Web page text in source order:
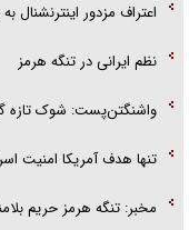
اعتراف مزدور اینترنشنال به واقعیتی
نظم ایرانی در تنگه هرمز
واشنگتن‌پست: شوک تازه
تنها هدف آمریکا امنیت
مخبر: تنگه هرمز حریم